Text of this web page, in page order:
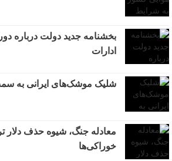
بخشنامه جدید دولت درباره
ادارات
شلیک موشک‌های ایرانی به
معادله جنگ، شیوه حذف دلار
خوراکی‌ها